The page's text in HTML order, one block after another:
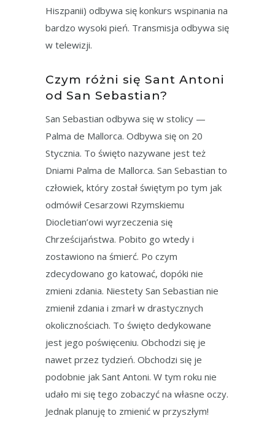
Hiszpanii) odbywa się konkurs wspinania na
bardzo wysoki pień. Transmisja odbywa się
w telewizji.
Czym różni się Sant Antoni
od San Sebastian?
San Sebastian odbywa się w stolicy —
Palma de Mallorca. Odbywa się on 20
Stycznia. To święto nazywane jest też
Dniami Palma de Mallorca. San Sebastian to
człowiek, który został świętym po tym jak
odmówił Cesarzowi Rzymskiemu
Diocletian’owi wyrzeczenia się
Chrześcijaństwa. Pobito go wtedy i
zostawiono na śmierć. Po czym
zdecydowano go katować, dopóki nie
zmieni zdania. Niestety San Sebastian nie
zmienił zdania i zmarł w drastycznych
okolicznościach. To święto dedykowane
jest jego poświęceniu. Obchodzi się je
nawet przez tydzień. Obchodzi się je
podobnie jak Sant Antoni. W tym roku nie
udało mi się tego zobaczyć na własne oczy.
Jednak planuję to zmienić w przyszłym!